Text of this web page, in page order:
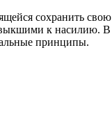
сохранить
к насилию. В
принципы.